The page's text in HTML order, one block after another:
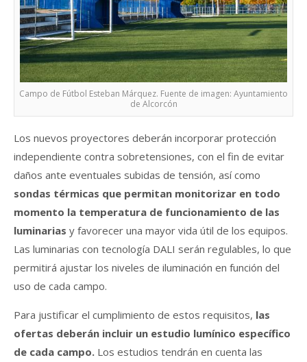
Campo de Fútbol Esteban Márquez. Fuente de imagen: Ayuntamiento
de Alcorcón
Los nuevos proyectores deberán incorporar protección
independiente contra sobretensiones, con el fin de evitar
daños ante eventuales subidas de tensión, así como
sondas térmicas que permitan monitorizar en todo
momento la temperatura de funcionamiento de las
luminarias y favorecer una mayor vida útil de los equipos.
Las luminarias con tecnología DALI serán regulables, lo que
permitirá ajustar los niveles de iluminación en función del
uso de cada campo.
Para justificar el cumplimiento de estos requisitos, las
ofertas deberán incluir un estudio lumínico específico
de cada campo. Los estudios tendrán en cuenta las